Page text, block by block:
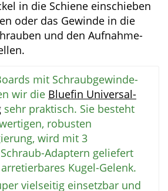
Sockels am Gehäuse der
nachdem, welcher
bei deinem SUP Board
musst du jetzt den
Zubehör-Set heraussuchen
mit dem Gehäuse
verbinden.
Board verbinden:
gesamte Action-Cam über
in die Schiene
einklicken oder das